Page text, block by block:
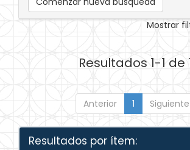
Mostrar
Resultados 1-1 de
Anterior 1 Siguiente
Resultados por ítem: